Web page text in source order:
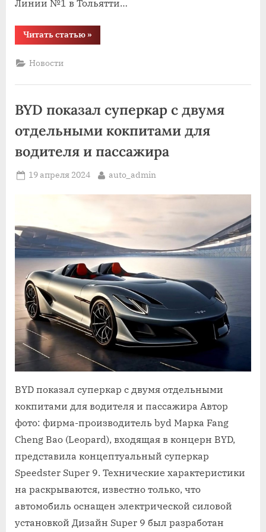
Линии №1 в Тольятти…
Читать статью“Завод
LADA
»
Новости
BYD показал суперкар с двумя
отдельными кокпитами для
водителя и пассажира
Posted
19 апреля 2024 By
auto_admin
BYD показал суперкар с двумя отдельными
кокпитами для водителя и пассажира Автор
фото: фирма-производитель byd Марка Fang
Cheng Bao (Leopard), входящая в концерн BYD,
представила концептуальный суперкар
Speedster Super 9. Технические характеристики
на раскрываются, известно только, что
автомобиль оснащен электрической силовой
установкой Дизайн Super 9 был разработан